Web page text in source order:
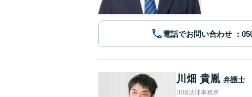
電話でお問い合わせ
川畑 貴胤 弁護士
川畑法律事務所